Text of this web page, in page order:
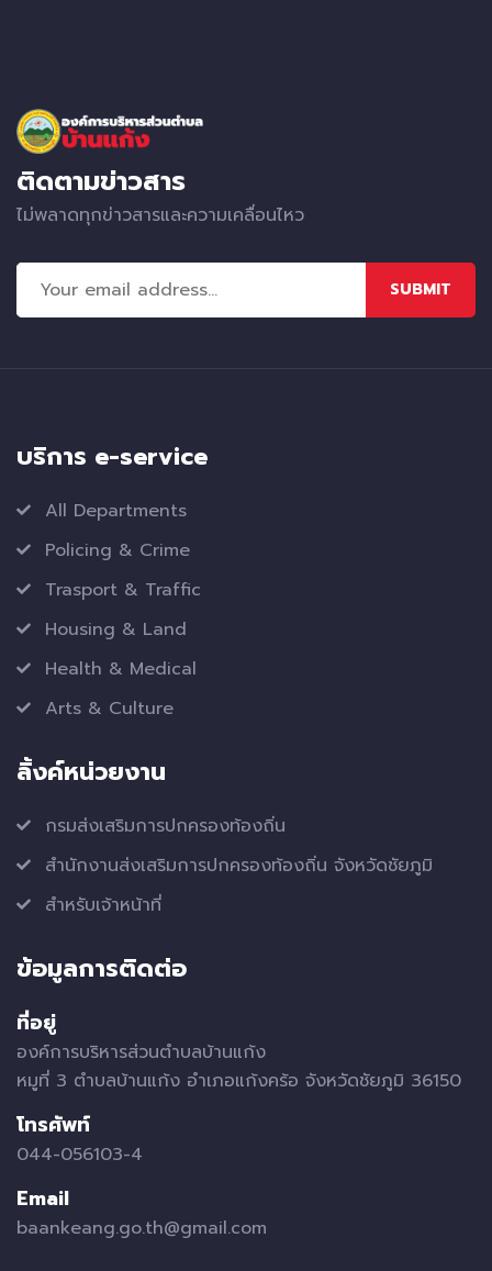
ติดตามข่าวสาร
ไม่พลาดทุกข่าวสารและความเคลื่อนไหว
SUBMIT
บริการ e-service
All Departments
Policing & Crime
Trasport & Traffic
Housing & Land
Health & Medical
Arts & Culture
ลิ้งค์หน่วยงาน
กรมส่งเสริมการปกครองท้องถิ่น
สำนักงานส่งเสริมการปกครองท้องถิ่น จังหวัดชัยภูมิ
สำหรับเจ้าหน้าที่
ข้อมูลการติดต่อ
ที่อยู่
องค์การบริหารส่วนตำบลบ้านแก้ง
หมูที่ 3 ตำบลบ้านแก้ง อำเภอแก้งคร้อ จังหวัดชัยภูมิ 36150
โทรศัพท์
044-056103-4
Email
baankeang.go.th@gmail.com